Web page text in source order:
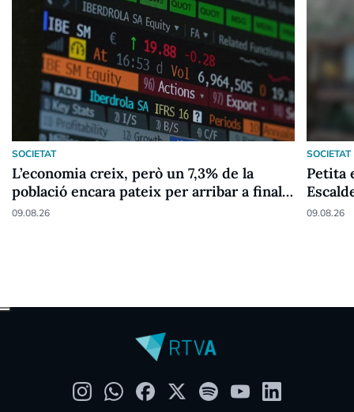
SOCIETAT
L’economia creix, però un 7,3% de la
població encara pateix per arribar a final
de mes
09.08.26
SOCIETAT
Petita
09.08.26